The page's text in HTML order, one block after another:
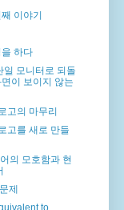
이야기
하다
일 모니터로 되돌
이 보이지 않는
고의 마무리
고를 새로 만들
의 모호함과 현
제
to